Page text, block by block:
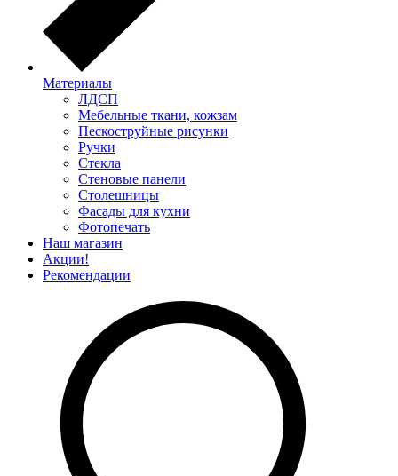
Материалы
ЛДСП
Мебельные ткани, кожзам
Пескоструйные рисунки
Ручки
Стекла
Стеновые панели
Столешницы
Фасады для кухни
Фотопечать
Наш магазин
Акции!
Рекомендации